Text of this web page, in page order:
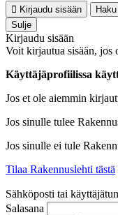
Kirjaudu sisään
Haku
Sulje
Kirjaudu sisään
Voit kirjautua sisään, jos
Käyttäjäprofiilissa
Jos et ole aiemmin
Jos sinulle tulee
Jos sinulle ei tule
Tilaa Rakennuslehti tästä
Sähköposti tai
Salasana